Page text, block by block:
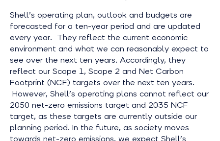
Shell’s operating plan, outlook and budgets are
forecasted for a ten-year period and are updated
every year. They reflect the current economic
environment and what we can reasonably expect to
see over the next ten years. Accordingly, they
reflect our Scope 1, Scope 2 and Net Carbon
Footprint (NCF) targets over the next ten years.
However, Shell’s operating plans cannot reflect our
2050 net-zero emissions target and 2035 NCF
target, as these targets are currently outside our
planning period. In the future, as society moves
towards net-zero emissions, we expect Shell’s